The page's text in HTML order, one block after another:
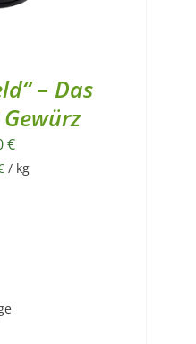
– Das
€
/ kg